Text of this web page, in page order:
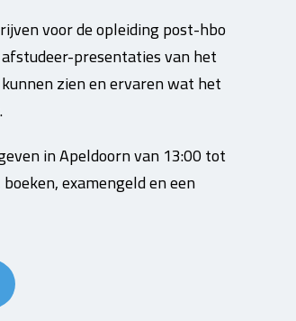
voor de opleiding post-hbo
presentaties van het
zien en ervaren wat het
in Apeldoorn van 13:00 tot
examengeld en een